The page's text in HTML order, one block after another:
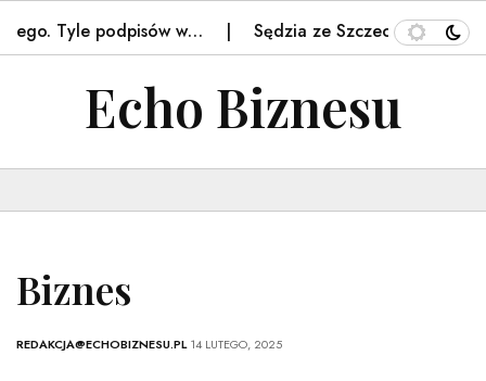
Tyle podpisów w… Sędzia ze Szczecina
Echo Biznesu
Biznes
REDAKCJA@ECHOBIZNESU.PL14 LUTEGO, 2025